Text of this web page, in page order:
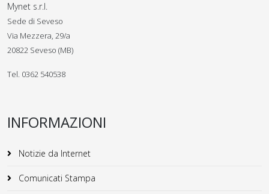
Mynet s.r.l.
Sede di Seveso
Via Mezzera, 29/a
20822 Seveso (MB)
Tel. 0362 540538
INFORMAZIONI
Notizie da Internet
Comunicati Stampa